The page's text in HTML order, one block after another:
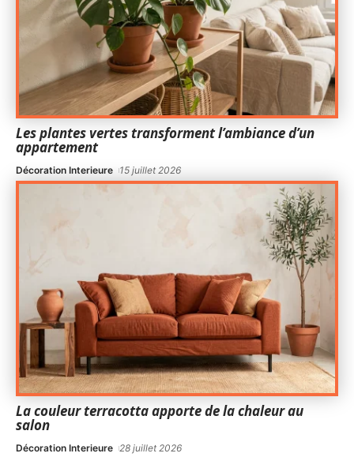
Les plantes vertes transforment l’ambiance d’un
appartement
Décoration Interieure 15 juillet 2026
La couleur terracotta apporte de la chaleur au
salon
Décoration Interieure 28 juillet 2026